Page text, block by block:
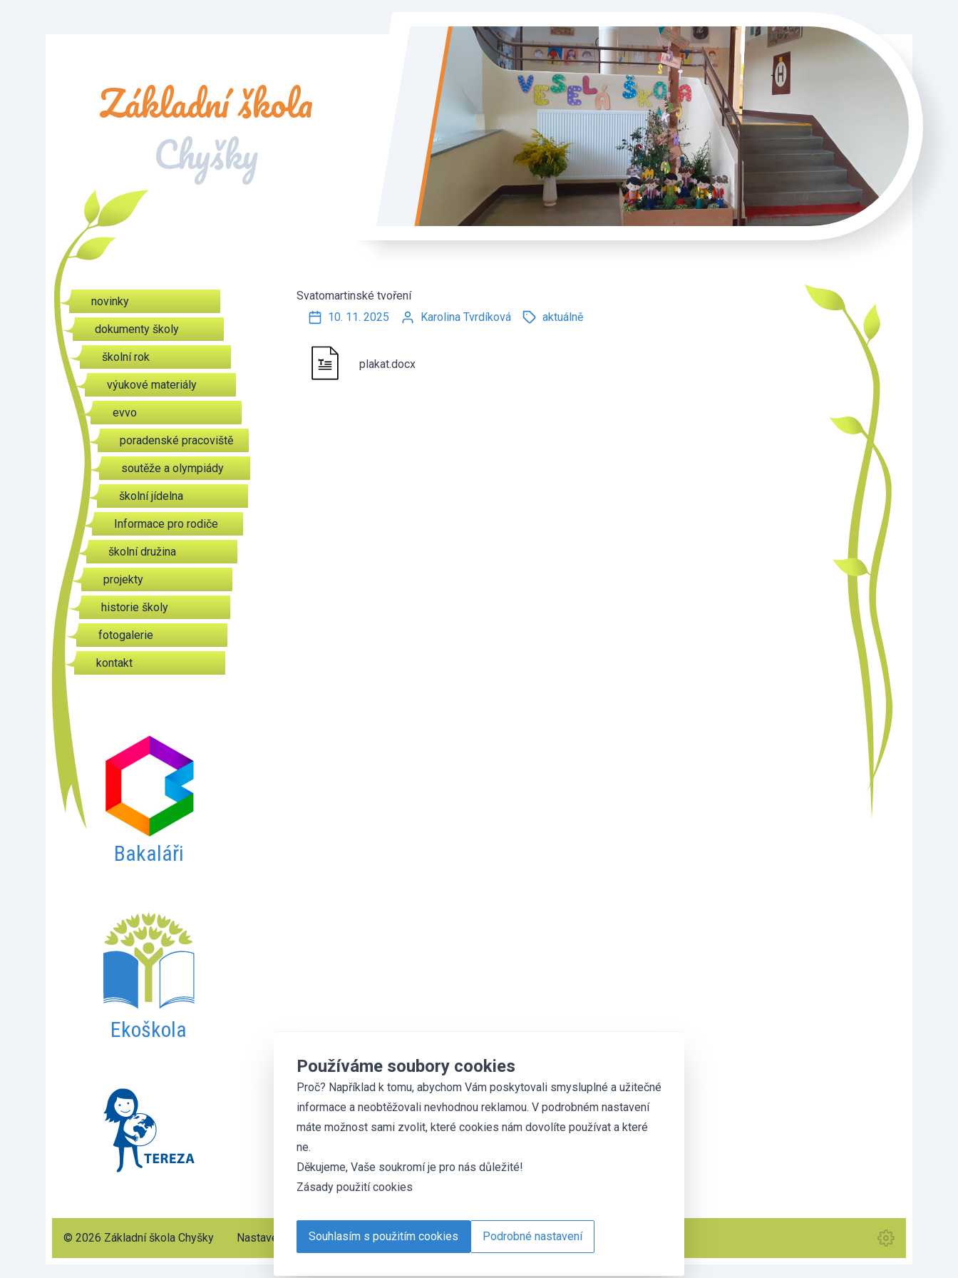
Základní škola
Chyšky
novinky
dokumenty školy
školní rok
výukové materiály
evvo
poradenské pracoviště
soutěže a olympiády
školní jídelna
Informace pro rodiče
školní družina
projekty
historie školy
fotogalerie
kontakt
Bakaláři
Ekoškola
Svatomartinské tvoření
10. 11. 2025
Karolina Tvrdíková aktuálně
plakat.docx
© 2026 Základní škola Chyšky Nastavení cookies
Používáme soubory cookies
Proč? Například k tomu, abychom Vám poskytovali smysluplné a užitečné
informace a neobtěžovali nevhodnou reklamou. V podrobném nastavení
máte možnost sami zvolit, které cookies nám dovolíte používat a které
ne.
Děkujeme, Vaše soukromí je pro nás důležité!
Zásady použití cookies
Souhlasím s použitím cookies Podrobné nastavení